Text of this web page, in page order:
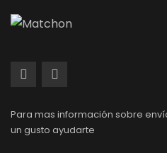
Para mas información sobre
un gusto ayudarte